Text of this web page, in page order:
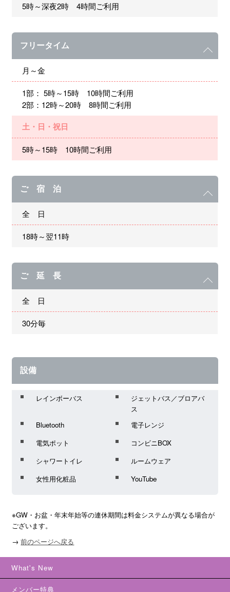
5時～深夜2時 4時間ご利用
フリータイム
月～金
1部： 5時～15時 10時間ご利用
2部：12時～20時 8時間ご利用
土・日・祝日
5時～15時 10時間ご利用
ご 宿 泊
全 日
18時～翌11時
ご 延 長
全 日
30分毎
設備
レインボーバス
ジェットバス／ブロアバ
ス
Bluetooth
電子レンジ
電気ポット
コンビニBOX
シャワートイレ
ルームウェア
女性用化粧品
YouTube
※GW・お盆・年末年始等の連休期間は料金システムが異なる場合が
ございます。
→ 前のページへ戻る
What's New
メンバー特典